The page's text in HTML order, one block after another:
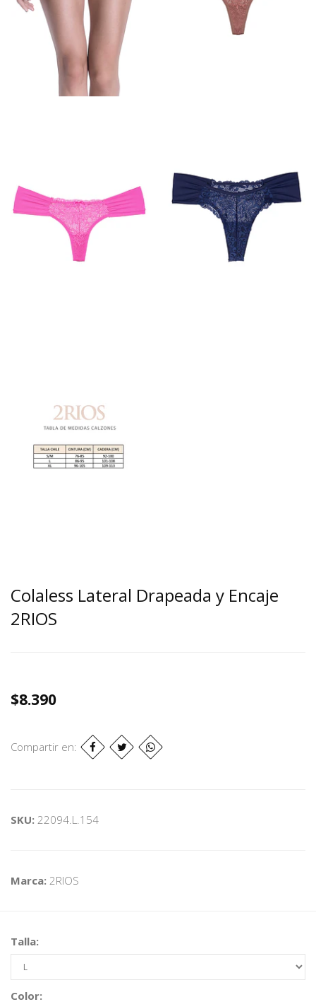
Colaless Lateral Drapeada y Encaje
2RIOS
$8.390
Compartir en:
SKU: 22094.L.154
Marca: 2RIOS
Talla:
Color: